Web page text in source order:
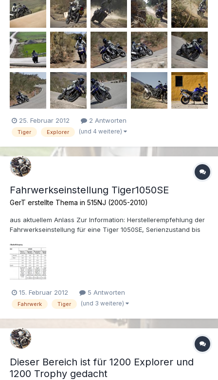
25. Februar 2012 2 Antworten
Tiger Explorer (und 4 weitere)
Fahrwerkseinstellung Tiger1050SE
GerT erstellte Thema in 515NJ (2005-2010)
aus aktuellem Anlass Zur Information: Herstellerempfehlung der
Fahrwerkseinstellung für eine Tiger 1050SE, Serienzustand bis
Erfahrungen und Empfehlungen für die 1050er Tiger? Gruß GerT
15. Februar 2012 5 Antworten
Fahrwerk Tiger (und 3 weitere)
Dieser Bereich ist für 1200 Explorer und
1200 Trophy gedacht